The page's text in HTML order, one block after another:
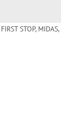
FIRST STOP, MIDAS,